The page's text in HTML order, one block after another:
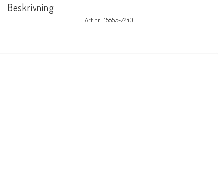
Beskrivning
Art.nr: 15855-7240